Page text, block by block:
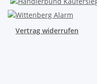
Vertrag widerrufen